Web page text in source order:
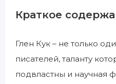
Краткое
Глен Кук – не только
писателей, таланту
подвластны и научная